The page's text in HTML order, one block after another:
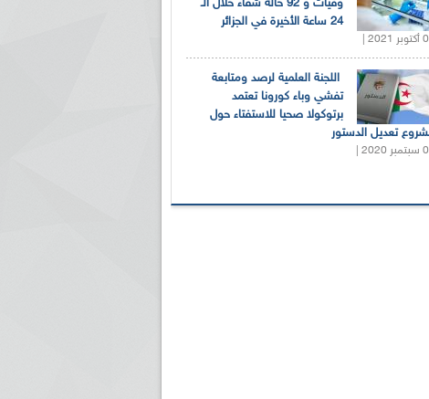
وفيات و 92 حالة شفاء خلال الـ
24 ساعة الأخيرة في الجزائر
2021 |
اللجنة العلمية لرصد ومتابعة
تفشي وباء كورونا تعتمد
برتوكولا صحيا للاستفتاء حول
تعديل الدستور
2020 |